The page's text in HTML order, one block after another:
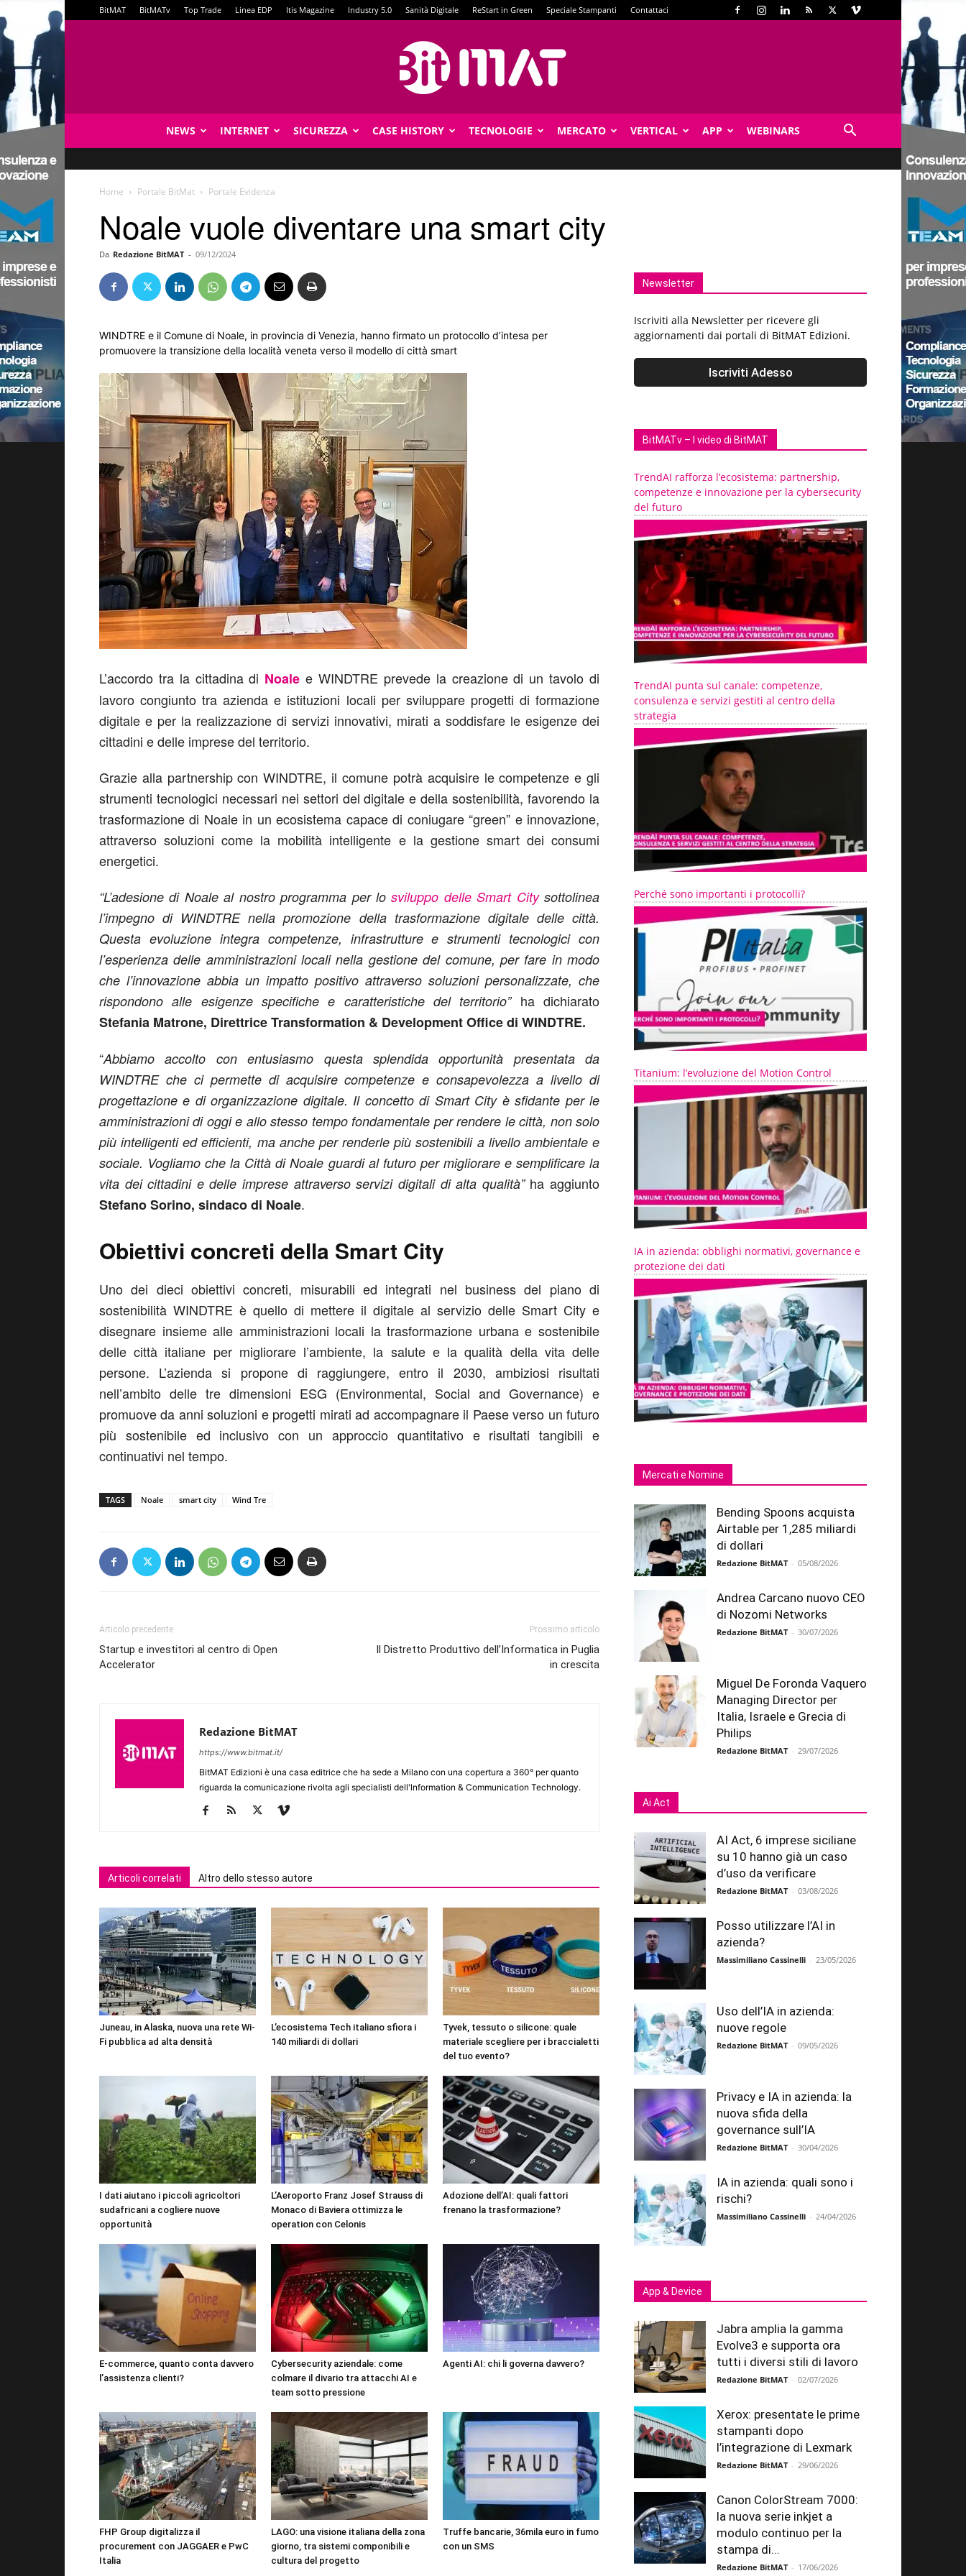
BitMAT BitMATv Top Trade Linea EDP Itis Magazine Industry 5.0 Sanità Digitale ReStart in Green Speciale Stampanti Contattaci
NEWS INTERNET SICUREZZA CASE HISTORY TECNOLOGIE MERCATO VERTICAL APP WEBINARS
Home Portale BitMat Portale Evidenza
Noale vuole diventare una smart city
Da Redazione BitMAT - 09/12/2024
WINDTRE e il Comune di Noale, in provincia di Venezia, hanno firmato un protocollo d’intesa per
promuovere la transizione della località veneta verso il modello di città smart
L’accordo tra la cittadina di Noale e WINDTRE prevede la creazione di un tavolo di
lavoro congiunto tra azienda e istituzioni locali per sviluppare progetti di formazione
digitale e per la realizzazione di servizi innovativi, mirati a soddisfare le esigenze dei
cittadini e delle imprese del territorio.
Grazie alla partnership con WINDTRE, il comune potrà acquisire le competenze e gli
strumenti tecnologici necessari nei settori del digitale e della sostenibilità, favorendo la
trasformazione di Noale in un ecosistema capace di coniugare “green” e innovazione,
attraverso soluzioni come la mobilità intelligente e la gestione smart dei consumi
energetici.
“L’adesione di Noale al nostro programma per losviluppo delle Smart Citysottolinea
l’impegno di WINDTRE nella promozione della trasformazione digitale delle città.
Questa evoluzione integra competenze, infrastrutture e strumenti tecnologici con
l’esperienza delle amministrazioni locali nella gestione del comune, per fare in modo
che l’innovazione abbia un impatto positivo attraverso soluzioni personalizzate, che
rispondono alle esigenze specifiche e caratteristiche del territorio” ha dichiarato
Stefania Matrone, Direttrice Transformation & Development Office di WINDTRE.
“Abbiamo accolto con entusiasmo questa splendida opportunità presentata da
WINDTRE che ci permette di acquisire competenze e consapevolezza a livello di
progettazione e di organizzazione digitale. Il concetto di Smart City è sfidante per le
amministrazioni di oggi e allo stesso tempo fondamentale per rendere le città, non solo
più intelligenti ed efficienti, ma anche per renderle più sostenibili a livello ambientale e
sociale. Vogliamo che la Città di Noale guardi al futuro per migliorare e semplificare la
vita dei cittadini e delle imprese attraverso servizi digitali di alta qualità”ha aggiunto
Stefano Sorino, sindaco di Noale.
Obiettivi concreti della Smart City
Uno dei dieci obiettivi concreti, misurabili ed integrati nel business del piano di
sostenibilità WINDTRE è quello di mettere il digitale al servizio delle Smart City e
disegnare insieme alle amministrazioni locali la trasformazione urbana e sostenibile
delle città italiane per migliorare l’ambiente, la salute e la qualità della vita delle
persone. L’azienda si propone di raggiungere, entro il 2030, ambiziosi risultati
nell’ambito delle tre dimensioni ESG (Environmental, Social and Governance) e
promuove da anni soluzioni e progetti mirati ad accompagnare il Paese verso un futuro
più sostenibile ed inclusivo con un approccio quantitativo e risultati tangibili e
continuativi nel tempo.
TAGS Noale smart city Wind Tre
Articolo precedente
Startup e investitori al centro di Open
Accelerator
Prossimo articolo
Il Distretto Produttivo dell’Informatica in Puglia
in crescita
Redazione BitMAT
https://www.bitmat.it/
BitMAT Edizioni è una casa editrice che ha sede a Milano con una copertura a 360° per quanto
riguarda la comunicazione rivolta agli specialisti dell'lnformation & Communication Technology.
Articoli correlati Altro dello stesso autore
Juneau, in Alaska, nuova una rete Wi-
Fi pubblica ad alta densità
L’ecosistema Tech italiano sfiora i
140 miliardi di dollari
Tyvek, tessuto o silicone: quale
materiale scegliere per i braccialetti
del tuo evento?
I dati aiutano i piccoli agricoltori
sudafricani a cogliere nuove
opportunità
L’Aeroporto Franz Josef Strauss di
Monaco di Baviera ottimizza le
operation con Celonis
Adozione dell’AI: quali fattori
frenano la trasformazione?
E-commerce, quanto conta davvero
l’assistenza clienti?
Cybersecurity aziendale: come
colmare il divario tra attacchi AI e
team sotto pressione
Agenti AI: chi li governa davvero?
FHP Group digitalizza il
procurement con JAGGAER e PwC
Italia
LAGO: una visione italiana della zona
giorno, tra sistemi componibili e
cultura del progetto
Truffe bancarie, 36mila euro in fumo
con un SMS
Newsletter
Iscriviti alla Newsletter per ricevere gli
aggiornamenti dai portali di BitMAT Edizioni.
BitMATv – I video di BitMAT
TrendAI rafforza l’ecosistema: partnership,
competenze e innovazione per la cybersecurity
del futuro
TrendAI punta sul canale: competenze,
consulenza e servizi gestiti al centro della
strategia
Perché sono importanti i protocolli?
Titanium: l’evoluzione del Motion Control
IA in azienda: obblighi normativi, governance e
protezione dei dati
Mercati e Nomine
Bending Spoons acquista
Airtable per 1,285 miliardi
di dollari
Redazione BitMAT - 05/08/2026
Andrea Carcano nuovo CEO
di Nozomi Networks
Redazione BitMAT - 30/07/2026
Miguel De Foronda Vaquero
Managing Director per
Italia, Israele e Grecia di
Philips
Redazione BitMAT - 29/07/2026
Ai Act
AI Act, 6 imprese siciliane
su 10 hanno già un caso
d’uso da verificare
Redazione BitMAT - 03/08/2026
Posso utilizzare l’AI in
azienda?
Massimiliano Cassinelli - 23/05/2026
Uso dell’IA in azienda:
nuove regole
Redazione BitMAT - 09/05/2026
Privacy e IA in azienda: la
nuova sfida della
governance sull’IA
Redazione BitMAT - 30/04/2026
IA in azienda: quali sono i
rischi?
Massimiliano Cassinelli - 24/04/2026
App & Device
Jabra amplia la gamma
Evolve3 e supporta ora
tutti i diversi stili di lavoro
Redazione BitMAT - 02/07/2026
Xerox: presentate le prime
stampanti dopo
l’integrazione di Lexmark
Redazione BitMAT - 29/06/2026
Canon ColorStream 7000:
la nuova serie inkjet a
modulo continuo per la
stampa di...
Redazione BitMAT - 17/06/2026